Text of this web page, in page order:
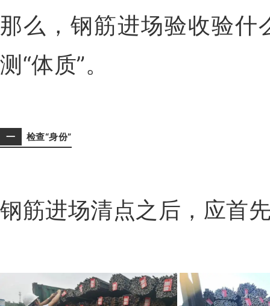
那么，钢筋进场验收验什
测“体质”。
一 检查“身份”
钢筋进场清点之后，应首